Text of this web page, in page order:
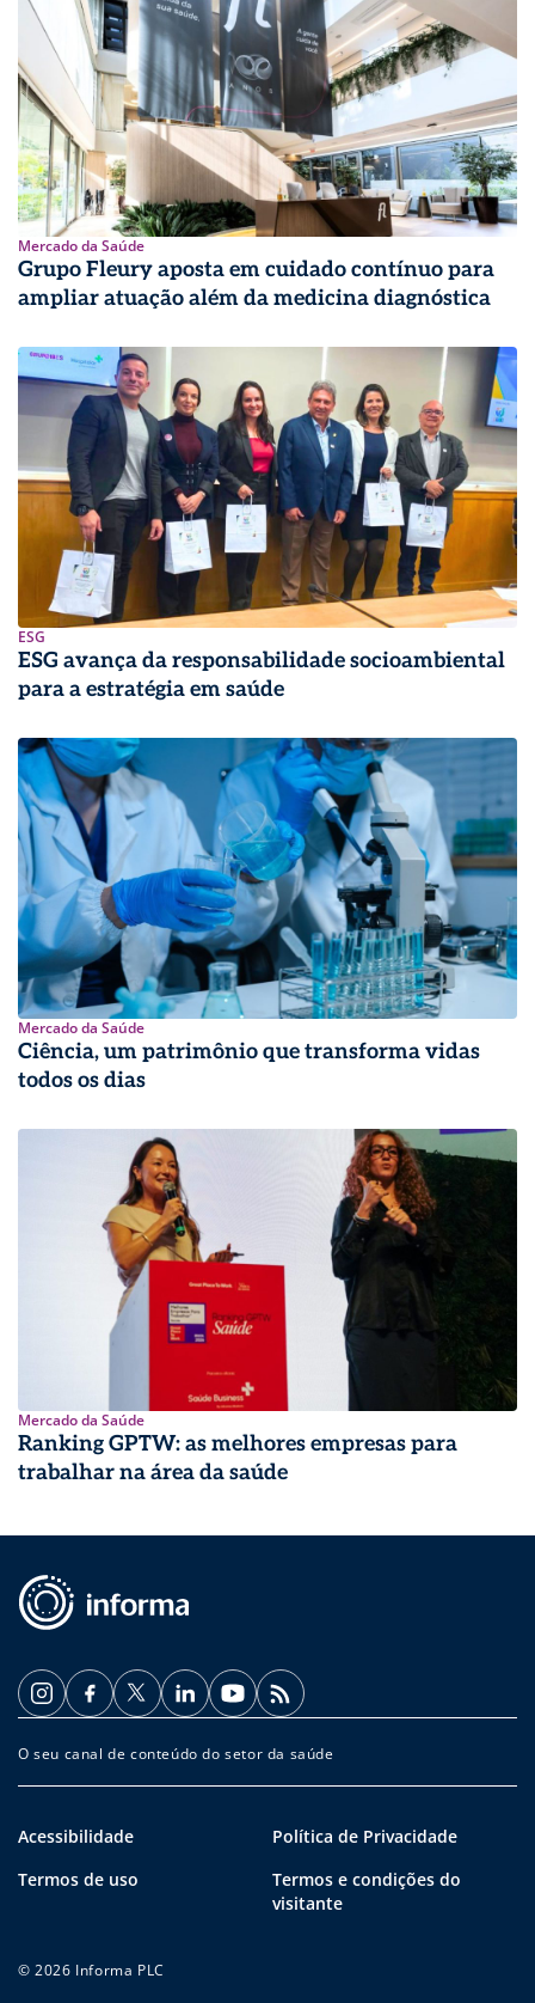
Mercado da Saúde
Grupo Fleury aposta em cuidado contínuo para
ampliar atuação além da medicina diagnóstica
ESG
ESG avança da responsabilidade socioambiental
para a estratégia em saúde
Mercado da Saúde
Ciência, um patrimônio que transforma vidas
todos os dias
Mercado da Saúde
Ranking GPTW: as melhores empresas para
trabalhar na área da saúde
O seu canal de conteúdo do setor da saúde
Acessibilidade
Política de Privacidade
Termos de uso
Termos e condições do
visitante
© 2026 Informa PLC